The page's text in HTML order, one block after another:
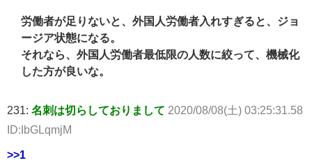
労働者が足りないと、外国人労働者入れすぎると、ジョ
ージア状態になる。
それなら、外国人労働者最低限の人数に絞って、機械化
した方が良いな。
231: 名刺は切らしておりまして 2020/08/08(土) 03:25:31.58
ID:IbGLqmjM
>>1